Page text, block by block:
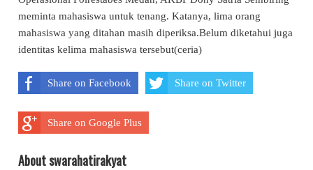
meminta mahasiswa untuk tenang. Katanya, lima orang
mahasiswa yang ditahan masih diperiksa.Belum diketahui juga
identitas kelima mahasiswa tersebut(ceria)
Share on Facebook Share on Twitter
Share on Google Plus
About swarahatirakyat